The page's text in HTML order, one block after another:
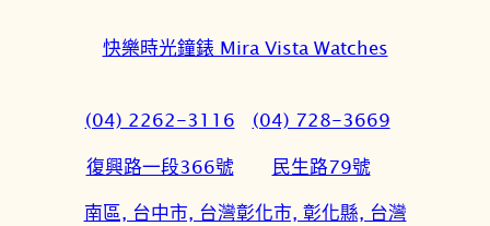
快樂時光鐘錶 Mira Vista Watches
(04) 2262-3116
復興路一段366號
南區, 台中市, 台灣
(04) 728-3669
民生路79號
彰化市, 彰化縣, 台灣